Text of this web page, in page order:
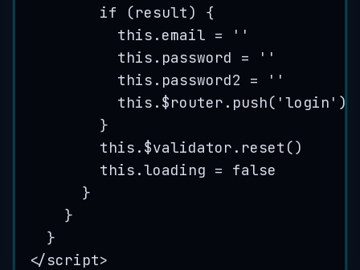
if (result) {
this . email =
''
this . password =
''
this . password2 =
''
this . $router . push( 'login ' );
}
this . $validator . reset ()
this .loading =
false
}
}
}
</script>